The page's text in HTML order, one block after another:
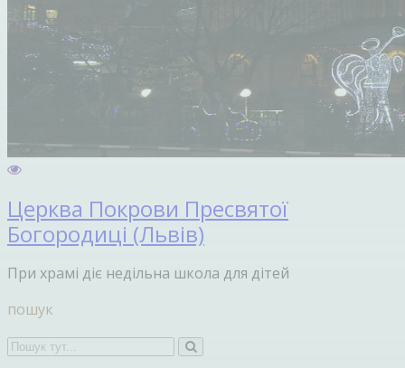
Церква Покрови Пресвятої
Богородиці (Львів)
При храмі діє недільна школа для дітей
пошук